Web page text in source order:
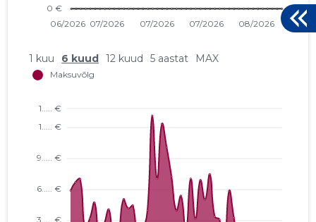
1 kuu 6 kuud 12 kuud 5 aastat MAX